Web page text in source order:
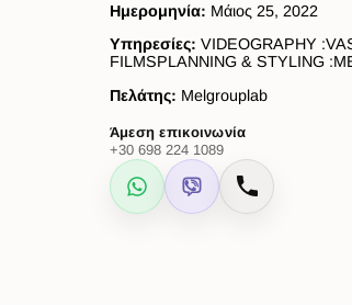
Ημερομηνία: Μάιος 25, 2022
Υπηρεσίες: VIDEOGRAPHY
FILMSPLANNING & STYLING
Πελάτης: Melgrouplab
Άμεση επικοινωνία
+30 698 224 1089
WhatsApp
Viber Κλήση